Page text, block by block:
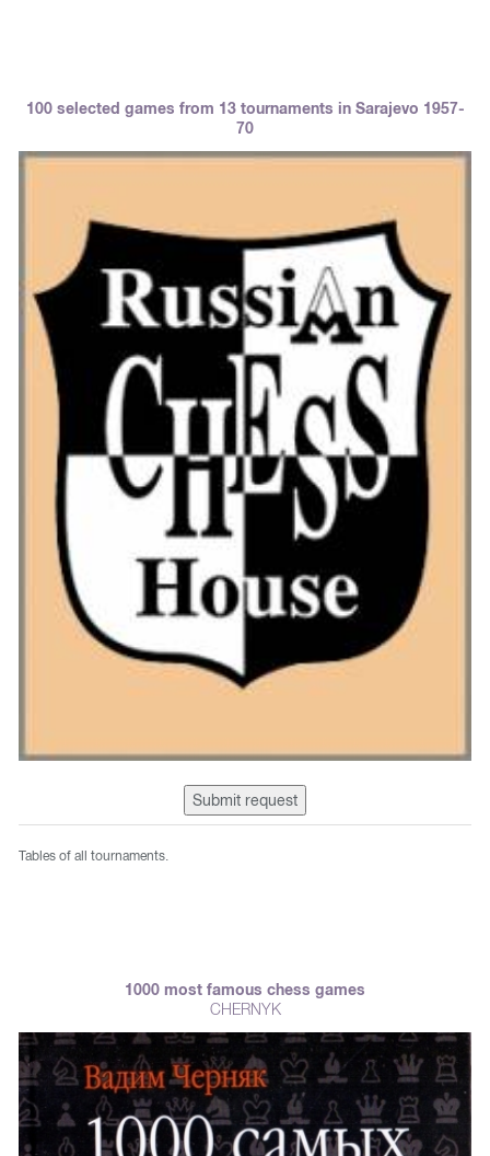
100 selected games from 13 tournaments in Sarajevo 1957-
70
Submit request
Tables of all tournaments.
1000 most famous chess games
CHERNYK